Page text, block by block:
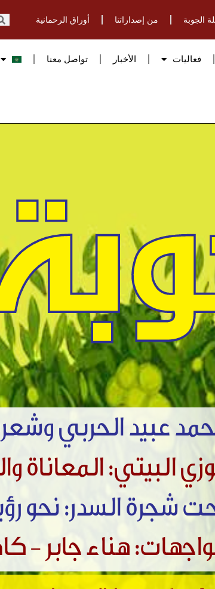
الجوبة من إصداراتنا أوراق الرحمانية
فعاليات الأخبار تواصل معنا